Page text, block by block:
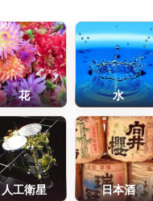
花 水
人工衛星 日本酒